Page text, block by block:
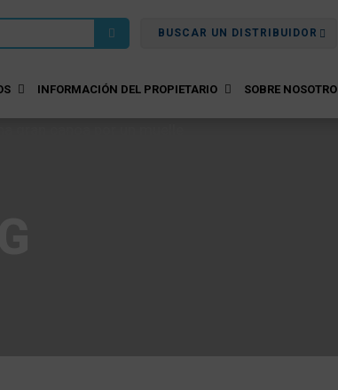
BUSCAR UN DISTRIBUIDOR
INFORMACIÓN DEL PROPIETARIO SOBRE